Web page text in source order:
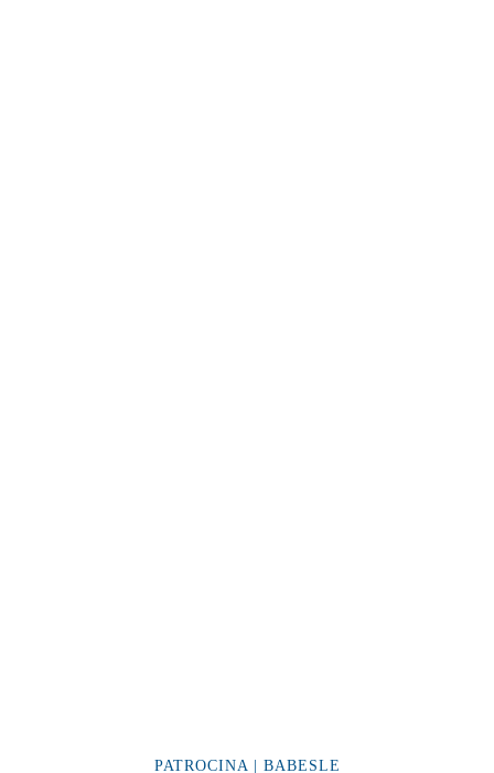
PATROCINA | BABESLE